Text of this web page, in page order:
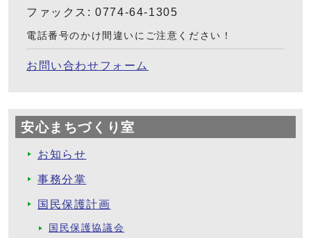
ファックス: 0774-64-1305
電話番号のかけ間違いにご注意ください！
お問い合わせフォーム
安心まちづくり室
お知らせ
事務分掌
国民保護計画
国民保護協議会